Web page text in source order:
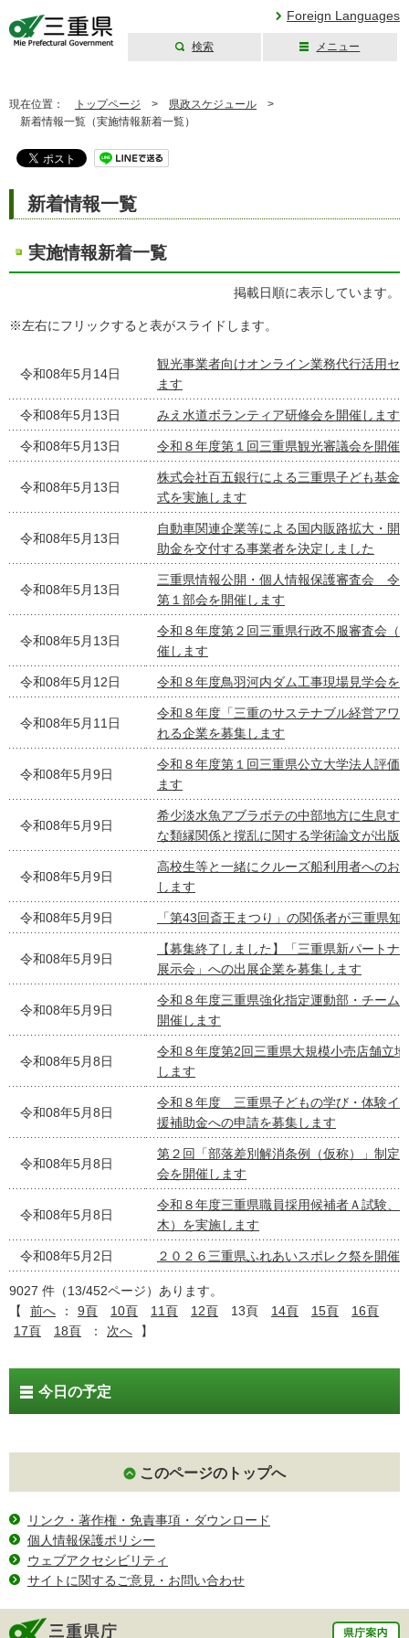
Foreign Languages
検索 メニュー
現在位置： トップページ > 県政スケジュール >
新着情報一覧（実施情報新着一覧）
新着情報一覧
実施情報新着一覧
掲載日順に表示しています。
※左右にフリックすると表がスライドします。
令和08年5月14日
観光事業者向けオンライン業務代行活用セ
ます
令和08年5月13日 みえ水道ボランティア研修会を開催します
令和08年5月13日 令和８年度第１回三重県観光審議会を開催
令和08年5月13日
株式会社百五銀行による三重県子ども基金
式を実施します
令和08年5月13日
自動車関連企業等による国内販路拡大・開
助金を交付する事業者を決定しました
令和08年5月13日
三重県情報公開・個人情報保護審査会 令
第１部会を開催します
令和08年5月13日
令和８年度第２回三重県行政不服審査会（
催します
令和08年5月12日 令和８年度鳥羽河内ダム工事現場見学会を
令和08年5月11日
令和８年度「三重のサステナブル経営アワ
れる企業を募集します
令和08年5月9日
令和８年度第１回三重県公立大学法人評価
ます
令和08年5月9日
希少淡水魚アブラボテの中部地方に生息す
な類縁関係と撹乱に関する学術論文が出版
令和08年5月9日
高校生等と一緒にクルーズ船利用者へのお
します
令和08年5月9日 「第43回斎王まつり」の関係者が三重県知
令和08年5月9日
【募集終了しました】「三重県新パートナ
展示会」への出展企業を募集します
令和08年5月9日
令和８年度三重県強化指定運動部・チーム
開催します
令和08年5月8日
令和８年度第2回三重県大規模小売店舗立
します
令和08年5月8日
令和８年度 三重県子どもの学び・体験イ
援補助金への申請を募集します
令和08年5月8日
第２回「部落差別解消条例（仮称）」制定
会を開催します
令和08年5月8日
令和８年度三重県職員採用候補者Ａ試験、
木）を実施します
令和08年5月2日 ２０２６三重県ふれあいスポレク祭を開催
9027 件（13/452ページ）あります。
【
前へ ： 9頁 10頁 11頁 12頁 13頁 14頁 15頁
16頁
17頁
18頁 ： 次へ 】
今日の予定
このページのトップへ
リンク・著作権・免責事項・ダウンロード
個人情報保護ポリシー
ウェブアクセシビリティ
サイトに関するご意見・お問い合わせ